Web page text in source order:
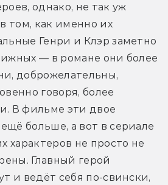
однако, не так уж
том, как именно их
Генри и Клэр заметно
— в романе они более
доброжелательны,
говоря, более
В фильме эти двое
больше, а вот в сериале
характеров не просто не
Главный герой
и ведёт себя по-свински,